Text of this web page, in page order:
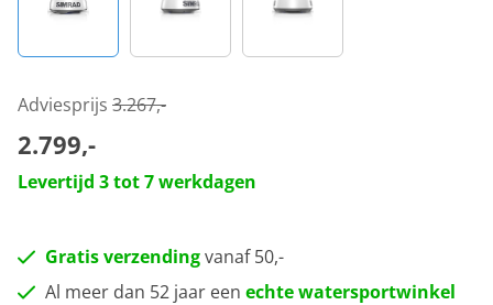
Adviesprijs 3.267,-
2.799,-
Levertijd 3 tot 7 werkdagen
Gratis verzendingvanaf 50,-
Al meer dan 52 jaar een echte watersportwinkel